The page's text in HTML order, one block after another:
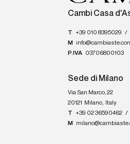
Cambi Casa
T +39 010 8395029 /
M
P.IVA 03706800103
Sede di Milano
Via San Marco, 22
20121
Milano, Italy
T +39 02 36590462 /
M